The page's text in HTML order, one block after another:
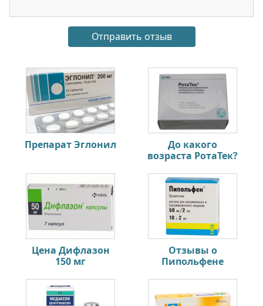
Препарат Эглонил
До какого
возраста РотаТек?
Цена Дифлазон
150 мг
Отзывы о
Пипольфене